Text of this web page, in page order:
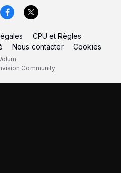
CPU et Règles
Nous contacter Cookies
Community